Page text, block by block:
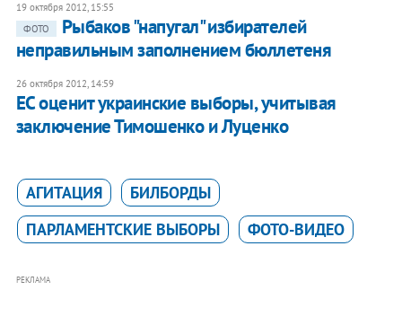
19 октября 2012, 15:55
ФОТО
​Рыбаков "напугал" избирателей
неправильным заполнением бюллетеня
26 октября 2012, 14:59
ЕС оценит украинские выборы, учитывая
заключение Тимошенко и Луценко
АГИТАЦИЯ
БИЛБОРДЫ
ПАРЛАМЕНТСКИЕ ВЫБОРЫ
ФОТО-ВИДЕО
РЕКЛАМА